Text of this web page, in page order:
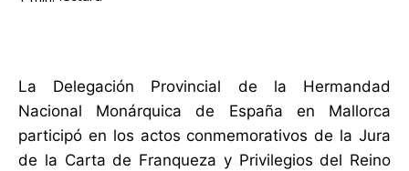
La Delegación Provincial de la Hermandad
Nacional Monárquica de España en Mallorca
participó en los actos conmemorativos de la Jura
de la Carta de Franqueza y Privilegios del Reino